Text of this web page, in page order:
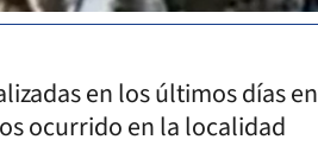
en los últimos días en
ocurrido en la localidad